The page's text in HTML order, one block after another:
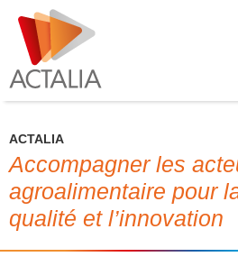
ACTALIA
Accompagner les
agroalimentaire pour
qualité et l’innovation